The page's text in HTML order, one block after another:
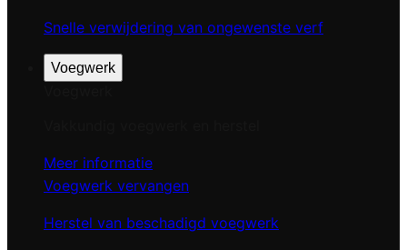
Snelle verwijdering van ongewenste verf
Voegwerk
Meer informatie
Voegwerk vervangen
Herstel van beschadigd voegwerk